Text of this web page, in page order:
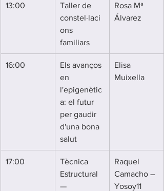
13:00
Taller de
constel·laci
ons
familiars
Rosa Mª
Álvarez
16:00
Els avanços
en
l'epigenètic
a: el futur
per gaudir
d'una bona
salut
Elisa
Muixella
17:00
Tècnica
Estructural
—
Raquel
Camacho –
Yosoy11